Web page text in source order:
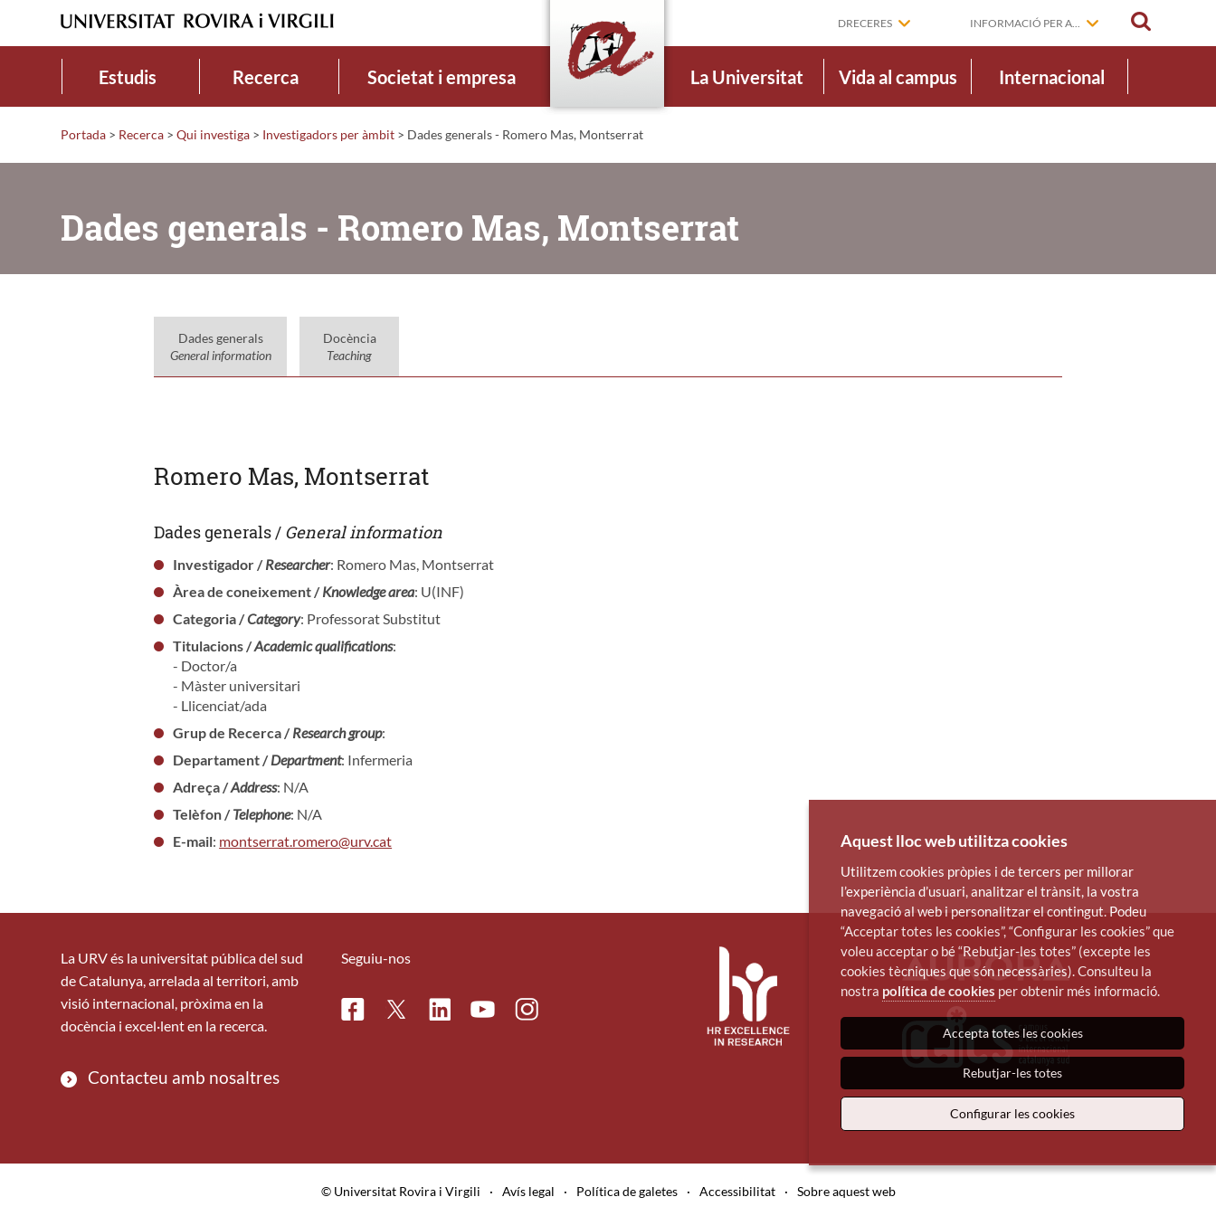
DRECERES INFORMACIÓ PER A...
Estudis Recerca Societat i empresa La Universitat Vida al campus Internacional
Portada > Recerca > Qui investiga > Investigadors per àmbit > Dades generals - Romero Mas, Montserrat
Dades generals - Romero Mas, Montserrat
Dades generals
General information
Docència
Teaching
Romero Mas, Montserrat
Dades generals / General information
Investigador /Researcher: Romero Mas, Montserrat
Àrea de coneixement /Knowledge area: U(INF)
Categoria /Category: Professorat Substitut
Titulacions /Academic qualifications:
- Doctor/a
- Màster universitari
- Llicenciat/ada
Grup de Recerca /Research group:
Departament /Department: Infermeria
Adreça /Address: N/A
Telèfon /Telephone: N/A
E-mail: montserrat.romero@urv.cat
La URV és la universitat pública del sud
de Catalunya, arrelada al territori, amb
visió internacional, pròxima en la
docència i excel·lent en la recerca.
Contacteu amb nosaltres
Seguiu-nos
FacebookTwitterLinkedinYoutubeInstagram
© Universitat Rovira i Virgili · Avís legal · Política de galetes · Accessibilitat · Sobre aquest web
Aquest lloc web utilitza cookies
Utilitzem cookies pròpies i de tercers per millorar
l’experiència d’usuari, analitzar el trànsit, la vostra
navegació al web i personalitzar el contingut. Podeu
“Acceptar totes les cookies”, “Configurar les cookies” que
voleu acceptar o bé “Rebutjar-les totes” (excepte les
cookies tècniques que són necessàries). Consulteu la
nostra política de cookies per obtenir més informació.
Accepta totes les cookies
Rebutjar-les totes
Configurar les cookies